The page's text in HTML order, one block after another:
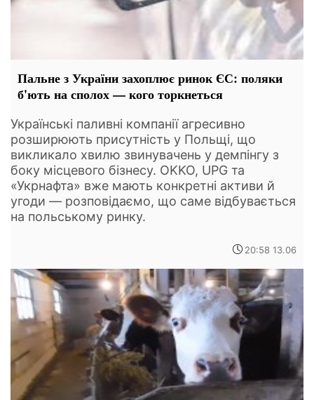
Пальне з України захоплює ринок ЄС: поляки
б'ють на сполох — кого торкнеться
Українські паливні компанії агресивно
розширюють присутність у Польщі, що
викликало хвилю звинувачень у демпінгу з
боку місцевого бізнесу. OKKO, UPG та
«Укрнафта» вже мають конкретні активи й
угоди — розповідаємо, що саме відбувається
на польському ринку.
20:58 13.06